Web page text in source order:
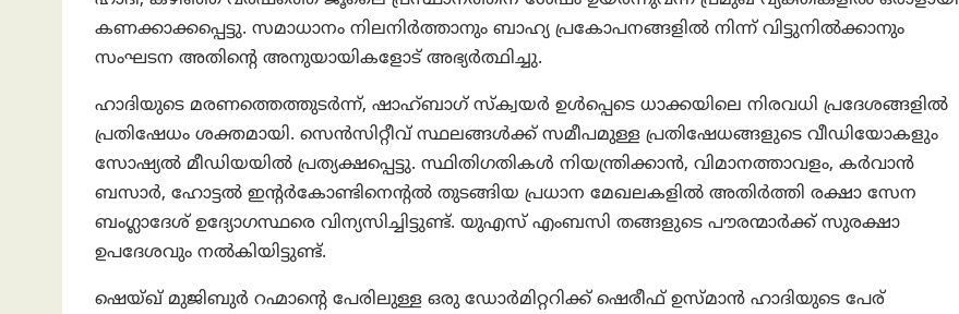
കണക്കാക്കപ്പെട്ടു. സമാധാനം നിലനിർത്താനും ബാഹ്യ പ്രകോപനങ്ങളിൽ നിന്ന് വിട്ടുനിൽക്കാനും
സംഘടന അതിന്റെ അനുയായികളോട് അഭ്യർത്ഥിച്ചു.
ഹാദിയുടെ മരണത്തെത്തുടർന്ന്, ഷാഹ്ബാഗ് സ്ക്വയർ ഉൾപ്പെടെ ധാക്കയിലെ നിരവധി പ്രദേശങ്ങളിൽ
പ്രതിഷേധം ശക്തമായി. സെൻസിറ്റീവ് സ്ഥലങ്ങൾക്ക് സമീപമുള്ള പ്രതിഷേധങ്ങളുടെ വീഡിയോകളും
സോഷ്യൽ മീഡിയയിൽ പ്രത്യക്ഷപ്പെട്ടു. സ്ഥിതിഗതികൾ നിയന്ത്രിക്കാൻ, വിമാനത്താവളം, കർവാൻ
ബസാർ, ഹോട്ടൽ ഇന്റർകോണ്ടിനെന്റൽ തുടങ്ങിയ പ്രധാന മേഖലകളിൽ അതിർത്തി രക്ഷാ സേന
ബംഗ്ലാദേശ് ഉദ്യോഗസ്ഥരെ വിന്യസിച്ചിട്ടുണ്ട്. യുഎസ് എംബസി തങ്ങളുടെ പൗരന്മാർക്ക് സുരക്ഷാ
ഉപദേശവും നൽകിയിട്ടുണ്ട്.
ഷെയ്ഖ് മുജിബുർ റഹ്മാന്റെ പേരിലുള്ള ഒരു ഡോർമിറ്ററിക്ക് ഷെരീഫ് ഉസ്മാൻ ഹാദിയുടെ പേര്